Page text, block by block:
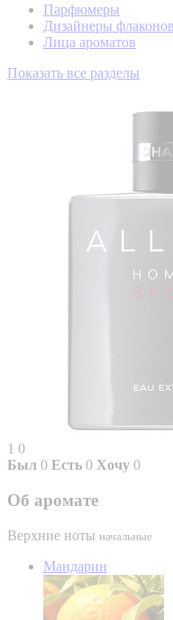
Парфюмеры
Дизайнеры флаконов
Лица ароматов
Показать все разделы
1 0
Был 0 Есть 0 Хочу 0
Об аромате
Верхние ноты начальные
Мандарин